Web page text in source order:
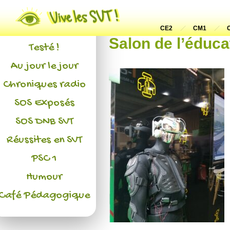
CE2 CM1
Salon de
Actualités
L'association
Testé !
Au jour le jour
Chroniques radio
SOS Exposés
SOS DNB SVT
Réussites en SVT
PSC 1
Humour
Pédagogique